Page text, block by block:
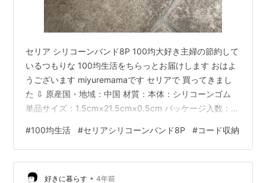
セリア シリコーンバンド8P 100均大好き主婦の節約して
いるつもりな 100均生活をちらっとお届けします おはよ
うございます miyuremamaです セリアで 買ってきまし
た ⇩ 原産国・地域：中国 材質：本体：シリコーンゴム
単品サイズ：1.5cm×21.5cm×0.5cm パッケージ入数：8
かり固定！ 黒が4本、白が4本、 計8本のセットです 細め
のコードにも！ 巻きつけてから留めます ヘッド部の穴に
バンドを 通して固定します 長さ調節が出来ます しなや
かだけど しっかり固定出来ます ゆったり束ねることも出
#100均生活 #セリアシリコーンバンド8P #コード収納
好きに暮らす • 4年前